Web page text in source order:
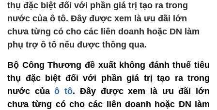
thụ đặc biệt đối với phần giá trị tạo ra trong
nước của ô tô. Đây được xem là ưu đãi lớn
chưa từng có cho các liên doanh hoặc DN làm
phụ trợ ô tô nếu được thông qua.
Bộ Công Thương đề xuất không đánh thuế tiêu
thụ đặc biệt đối với phần giá trị tạo ra trong
nước củaô tô. Đây được xem là ưu đãi lớn
chưa từng có cho các liên doanh hoặc DN làm